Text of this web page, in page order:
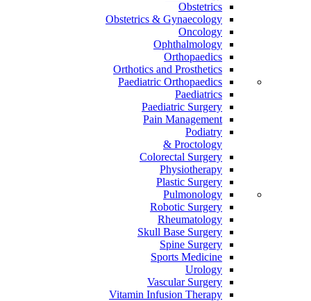
Obstetrics
Obstetrics & Gynaecology
Oncology
Ophthalmology
Orthopaedics
Orthotics and Prosthetics
Paediatric Orthopaedics
Paediatrics
Paediatric Surgery
Pain Management
Podiatry
Proctology &
Colorectal Surgery
Physiotherapy
Plastic Surgery
Pulmonology
Robotic Surgery
Rheumatology
Skull Base Surgery
Spine Surgery
Sports Medicine
Urology
Vascular Surgery
Vitamin Infusion Therapy